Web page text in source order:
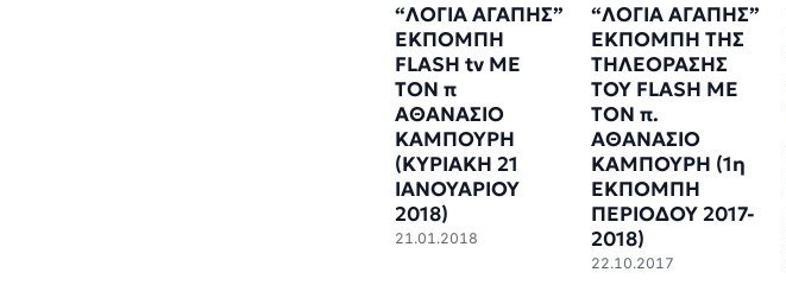
“ΛΟΓΙΑ ΑΓΑΠΗΣ”
ΕΚΠΟΜΠΗ
FLASH tv ΜΕ
ΤΟΝ π
ΑΘΑΝΑΣΙΟ
ΚΑΜΠΟΥΡΗ
(ΚΥΡΙΑΚΗ 21
ΙΑΝΟΥΑΡΙΟΥ
2018)
21.01.2018
“ΛΟΓΙΑ ΑΓΑΠΗΣ”
ΕΚΠΟΜΠΗ ΤΗΣ
ΤΗΛΕΟΡΑΣΗΣ
ΤΟΥ FLASH ΜΕ
ΤΟΝ π.
ΑΘΑΝΑΣΙΟ
ΚΑΜΠΟΥΡΗ (1η
ΕΚΠΟΜΠΗ
ΠΕΡΙΟΔΟΥ 2017-
2018)
22.10.2017